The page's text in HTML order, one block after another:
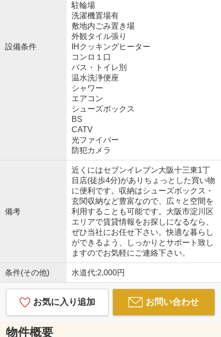
設備条件
駐輪場
洗濯機置場有
敷地内ごみ置き場
外観タイル張り
IHクッキングヒーター
コンロ１口
バス・トイレ別
温水洗浄便座
シャワー
エアコン
シューズボックス
BS
CATV
光ファイバー
防犯カメラ
備考
近くにはセブンイレブン大阪十三東1丁
目店(徒歩4分)がありちょっとした買い物
に便利です。収納はシューズボックス・
玄関収納など豊富なので、広々と空間を
利用することも可能です。大阪市淀川区
エリアで賃貸情報をお探しになるなら、
ぜひ当社にお任せ下さい。快適な暮らし
ができるよう、しっかりとサポート致し
ますのでお気軽にご連絡下さい。
条件(その他) 水道代:2,000円
お気に入り追加 お問い合わせ
物件概要